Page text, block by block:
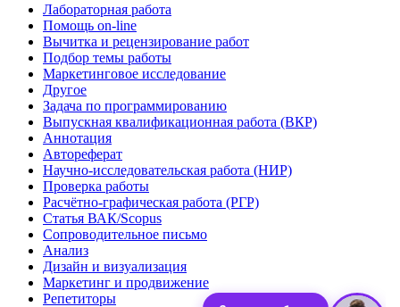
Лабораторная работа
Помощь on-line
Вычитка и рецензирование работ
Подбор темы работы
Маркетинговое исследование
Другое
Задача по программированию
Выпускная квалификационная работа (ВКР)
Аннотация
Автореферат
Научно-исследовательская работа (НИР)
Проверка работы
Расчётно-графическая работа (РГР)
Статья ВАК/Scopus
Сопроводительное письмо
Анализ
Дизайн и визуализация
Маркетинг и продвижение
Репетиторы